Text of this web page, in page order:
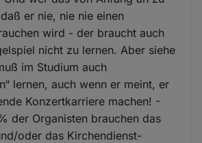
er nie, nie nie einen
wird - der braucht auch
nicht zu lernen. Aber siehe
im Studium auch
lernen, auch wenn er meint, er
Konzertkarriere machen! -
der Organisten brauchen das
oder das Kirchendienst-